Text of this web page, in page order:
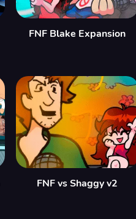
FNF Blake Expansion
FNF vs Shaggy v2